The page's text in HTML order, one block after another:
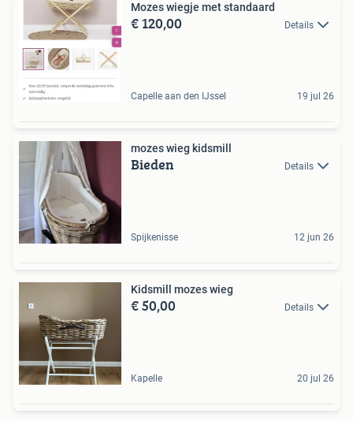
Mozes wiegje met standaard
€ 120,00 Details
Capelle aan den IJssel 19 jul 26
mozes wieg kidsmill
Bieden Details
Spijkenisse 12 jun 26
Kidsmill mozes wieg
€ 50,00 Details
Kapelle 20 jul 26